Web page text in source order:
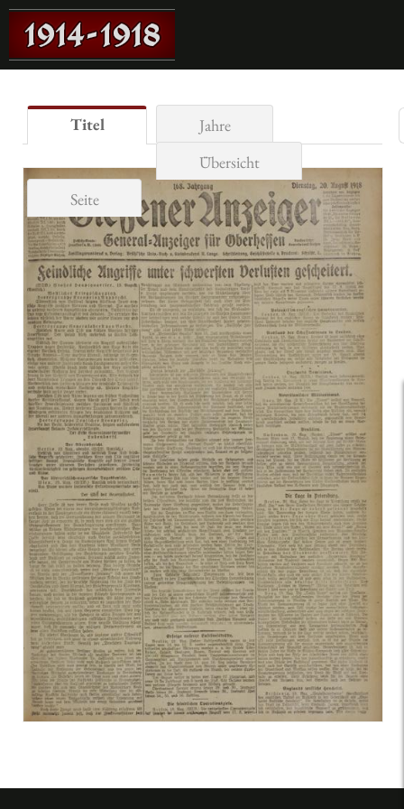
Titel
Jahre
Übersicht
Seite